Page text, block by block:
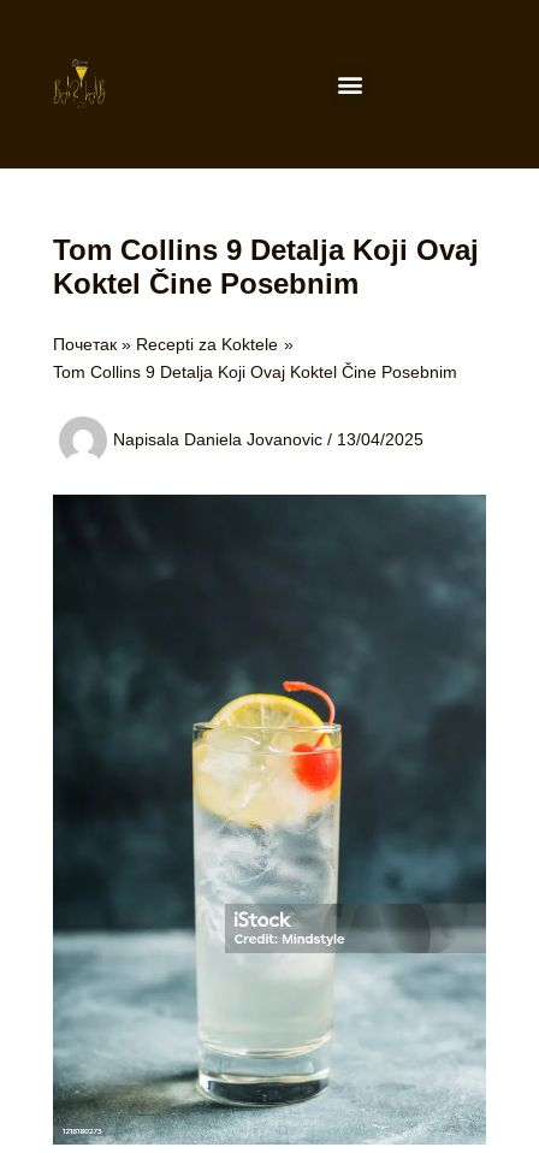
Menu
Tom Collins 9 Detalja Koji Ovaj
Koktel Čine Posebnim
Почетак
Recepti za Koktele
Tom Collins 9 Detalja Koji Ovaj Koktel Čine Posebnim
Napisala Daniela Jovanovic / 13/04/2025